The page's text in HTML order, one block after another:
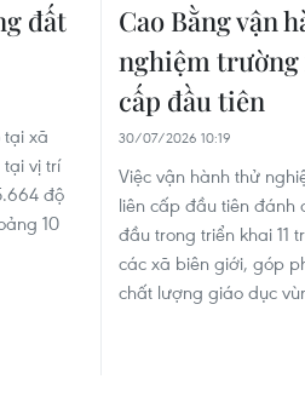
đất
xã
vị trí
độ
10
Cao Bằng vận
nghiệm
cấp đầu tiên
30/07/2026 10:19
Việc vận hành thử
liên cấp đầu tiên đánh
đầu trong triển khai 11
các xã biên giới, góp
chất lượng giáo dục